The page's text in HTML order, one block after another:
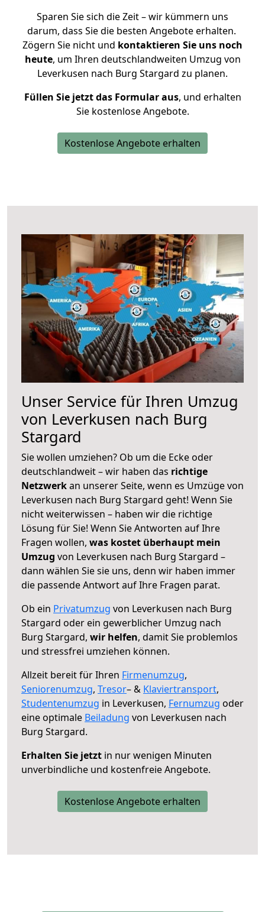
Sparen Sie sich die Zeit – wir kümmern uns
darum, dass Sie die besten Angebote erhalten.
Zögern Sie nicht und kontaktieren Sie uns noch
heute, um Ihren deutschlandweiten Umzug von
Leverkusen nach Burg Stargard zu planen.
Füllen Sie jetzt das Formular aus, und erhalten
Sie kostenlose Angebote.
Kostenlose Angebote erhalten
Unser Service für Ihren Umzug
von Leverkusen nach Burg
Stargard
Sie wollen umziehen? Ob um die Ecke oder
deutschlandweit – wir haben das richtige
Netzwerkan unserer Seite, wenn es Umzüge von
Leverkusen nach Burg Stargard geht! Wenn Sie
nicht weiterwissen – haben wir die richtige
Lösung für Sie! Wenn Sie Antworten auf Ihre
Fragen wollen, was kostet überhaupt mein
Umzug von Leverkusen nach Burg Stargard –
dann wählen Sie sie uns, denn wir haben immer
die passende Antwort auf Ihre Fragen parat.
Ob ein Privatumzug von Leverkusen nach Burg
Stargard oder ein gewerblicher Umzug nach
Burg Stargard, wir helfen, damit Sie problemlos
und stressfrei umziehen können.
Allzeit bereit für Ihren Firmenumzug,
Seniorenumzug, Tresor– & Klaviertransport,
Studentenumzug in Leverkusen, Fernumzug oder
eine optimale Beiladung von Leverkusen nach
Burg Stargard.
Erhalten Sie jetzt in nur wenigen Minuten
unverbindliche und kostenfreie Angebote.
Kostenlose Angebote erhalten